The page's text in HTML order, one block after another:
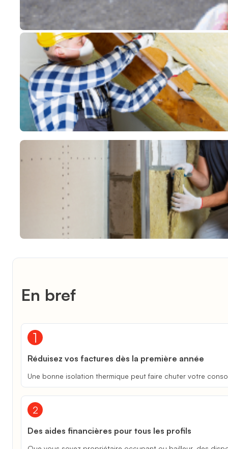
Vos projets
Blog / Conseils
Le Groupe CTBG
Rappelle-moi
En bref
Réduisez vos factures dès la première année
Une bonne isolation thermique peut faire chuter votre
Des aides financières pour tous les profils